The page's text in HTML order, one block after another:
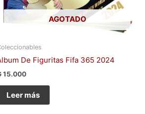
AGOTADO
De Figuritas Fifa 365 2024
15.000
Leer más